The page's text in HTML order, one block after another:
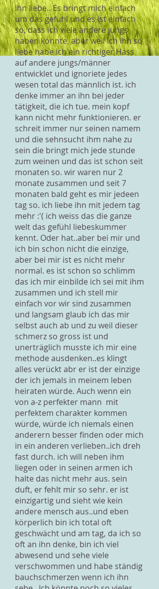
ihn liebe.. Es bringt mich einfach
um das gefühl und es ist einfach
so, dass ich viele andere jungs
haben könnte, aber weil ich ihn so
liebe habe ich ein richtiger Hass
auf andere jungs/männer
entwicklet und ignoriete jedes
wesen total das männlich ist. ich
denke immer an ihn bei jeder
tätigkeit, die ich tue. mein kopf
kann nicht mehr funktionieren. er
schreit immer nur seinen namem
und die sehnsucht ihm nahe zu
sein die bringt mich jede stunde
zum weinen und das ist schon seit
monaten so. wir waren nur 2
monate zusammen und seit 7
monaten bald geht es mir jedeen
tag so. ich liebe ihn mit jedem tag
mehr :'( ich weiss das die ganze
welt das gefühl liebeskummer
kennt. Oder hat..aber bei mir und
ich bin schon nicht die einzige,
aber bei mir ist es nicht mehr
normal. es ist schon so schlimm
das ich mir einbilde ich sei mit ihm
zusammen und ich stell mir
einfach vor wir sind zusammen
und langsam glaub ich das mir
selbst auch ab und zu weil dieser
schmerz so gross ist und
unerträglich musste ich mir eine
methode ausdenken..es klingt
alles verückt abr er ist der einzige
der ich jemals in meinem leben
heiraten würde. Auch wenn ein
von a-z perfekter mann mit
perfektem charakter kommen
würde, würde ich niemals einen
anderern besser finden oder mich
in ein anderen verlieben..ich dreh
fast durch. ich will neben ihm
liegen oder in seinen armen ich
halte das nicht mehr aus. sein
duft, er fehlt mir so sehr. er ist
einzigartig und sieht wie kein
andere mensch aus..und eben
körperlich bin ich total oft
geschwächt und am tag, da ich so
oft an ihn denke, bin ich viel
abwesend und sehe viele
verschwommen und habe ständig
bauchschmerzen wenn ich ihn